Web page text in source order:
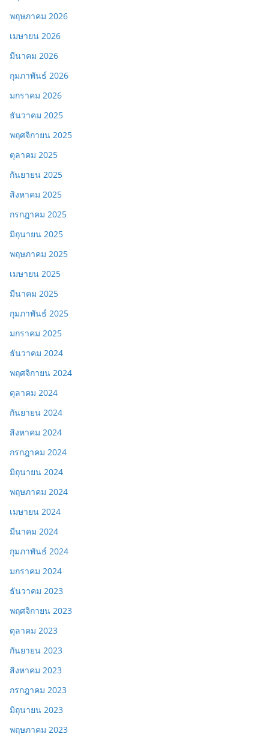
พฤษภาคม 2026
เมษายน 2026
มีนาคม 2026
กุมภาพันธ์ 2026
มกราคม 2026
ธันวาคม 2025
พฤศจิกายน 2025
ตุลาคม 2025
กันยายน 2025
สิงหาคม 2025
กรกฎาคม 2025
มิถุนายน 2025
พฤษภาคม 2025
เมษายน 2025
มีนาคม 2025
กุมภาพันธ์ 2025
มกราคม 2025
ธันวาคม 2024
พฤศจิกายน 2024
ตุลาคม 2024
กันยายน 2024
สิงหาคม 2024
กรกฎาคม 2024
มิถุนายน 2024
พฤษภาคม 2024
เมษายน 2024
มีนาคม 2024
กุมภาพันธ์ 2024
มกราคม 2024
ธันวาคม 2023
พฤศจิกายน 2023
ตุลาคม 2023
กันยายน 2023
สิงหาคม 2023
กรกฎาคม 2023
มิถุนายน 2023
พฤษภาคม 2023